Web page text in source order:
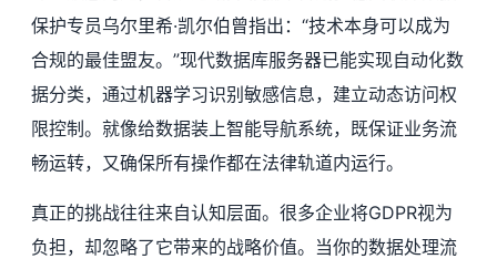
保护专员乌尔里希·凯尔伯曾指出：“技术本身可以成为
合规的最佳盟友。”现代数据库服务器已能实现自动化数
据分类，通过机器学习识别敏感信息，建立动态访问权
限控制。就像给数据装上智能导航系统，既保证业务流
畅运转，又确保所有操作都在法律轨道内运行。
真正的挑战往往来自认知层面。很多企业将GDPR视为
负担，却忽略了它带来的战略价值。当你的数据处理流